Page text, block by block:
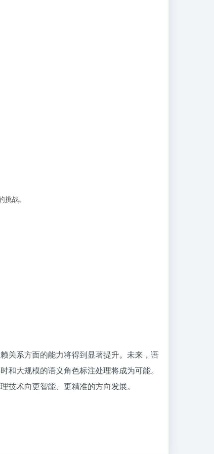
战。
关系方面的能力将得到显著提升。未来，语
大规模的语义角色标注处理将成为可能。
术向更智能、更精准的方向发展。